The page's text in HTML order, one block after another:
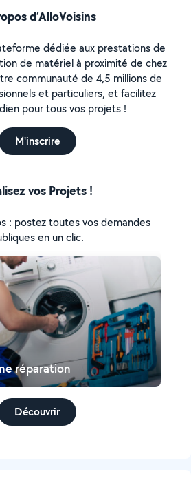
d’AlloVoisins
dédiée aux prestations de
de matériel à proximité de chez
communauté de 4,5 millions de
et particuliers, et facilitez
pour tous vos projets !
M'inscrire
vos Projets !
: postez toutes vos demandes
en un clic.
réparation
Découvrir